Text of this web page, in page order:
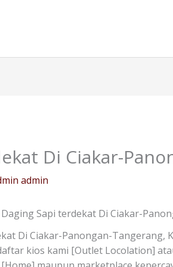
Di Ciakar-
admin
Sapi terdekat Di Ciakar-
Di Ciakar-Panongan-Tangerang,
kios kami [Outlet Locolation]